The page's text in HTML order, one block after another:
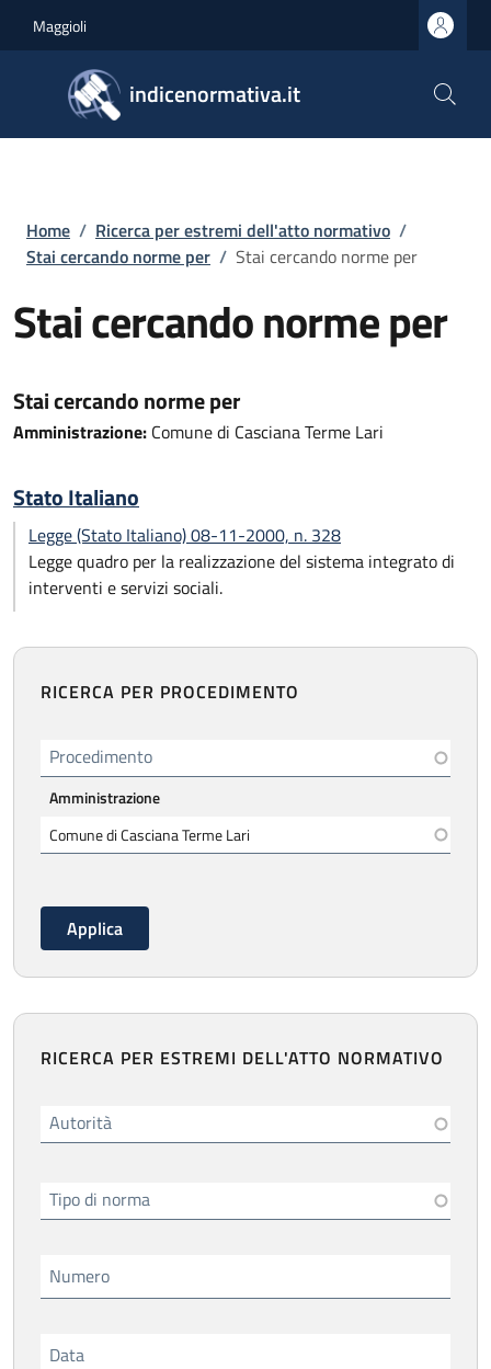
Maggioli
indicenormativa.it
Briciole di pane
Home / Ricerca per estremi dell'atto normativo /
Stai cercando norme per / Stai cercando norme per
Stai cercando norme per
Stai cercando norme per
Amministrazione: Comune di Casciana Terme Lari
Stato Italiano
Legge (Stato Italiano) 08-11-2000, n. 328
Legge quadro per la realizzazione del sistema integrato di
interventi e servizi sociali.
RICERCA PER PROCEDIMENTO
Procedimento
Amministrazione
RICERCA PER ESTREMI DELL'ATTO NORMATIVO
Autorità
Tipo di norma
Numero
Data